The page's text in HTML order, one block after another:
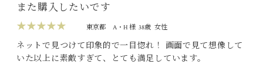
また購入したいです
★★★★★
東京都 A・H 様 38歳 女性
ネットで見つけて印象的で一目惚れ！ 画面で見て想像して
いた以上に素敵すぎて、とても満足しています。